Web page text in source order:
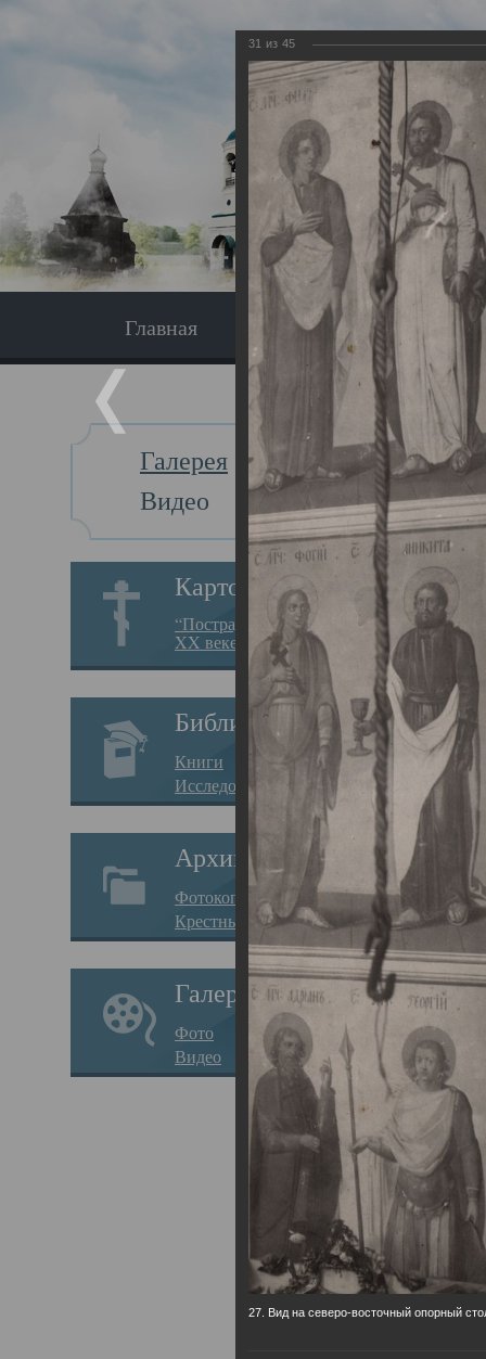
Главная Экскурсия
Галерея
Видео
Картотека
“Пострадавшие за веру в
XX веке на Севере”
Библиотека
Книги
Исследования
Архив
Фотокопии дел
Крестные ходы
Галерея
Фото
Видео
Главная
31 из 45
27. Вид на северо-восточный опорный